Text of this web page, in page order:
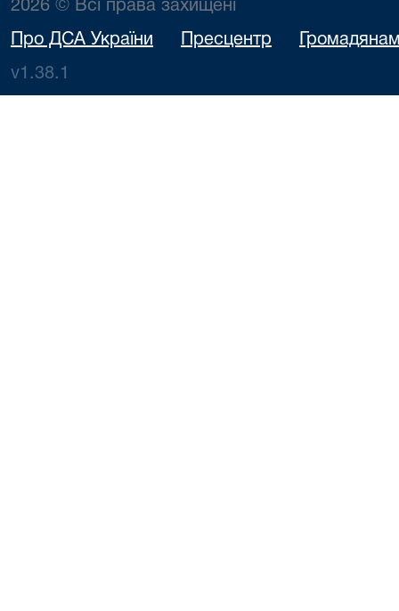
2026 © Всі права захищені
Про ДСА України Пресцентр
v1.38.1